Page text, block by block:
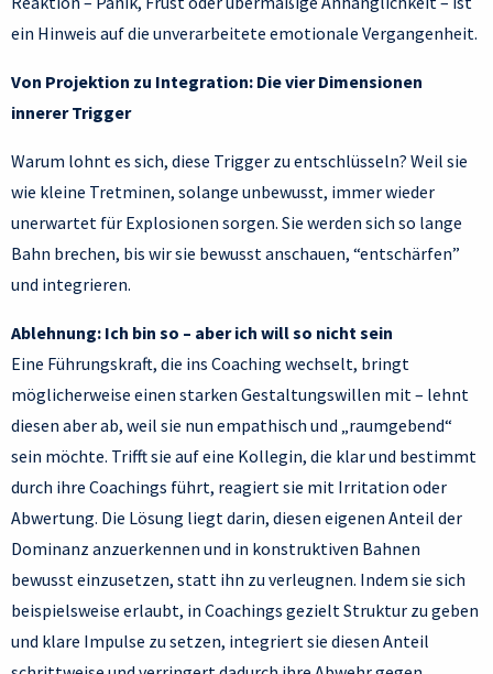
ein Hinweis auf die unverarbeitete emotionale Vergangenheit.
Von Projektion zu Integration: Die vier Dimensionen
innerer Trigger
Warum lohnt es sich, diese Trigger zu entschlüsseln? Weil sie
wie kleine Tretminen, solange unbewusst, immer wieder
unerwartet für Explosionen sorgen. Sie werden sich so lange
Bahn brechen, bis wir sie bewusst anschauen, “entschärfen”
und integrieren.
Ablehnung: Ich bin so – aber ich will so nicht sein
Eine Führungskraft, die ins Coaching wechselt, bringt
möglicherweise einen starken Gestaltungswillen mit – lehnt
diesen aber ab, weil sie nun empathisch und „raumgebend“
sein möchte. Trifft sie auf eine Kollegin, die klar und bestimmt
durch ihre Coachings führt, reagiert sie mit Irritation oder
Abwertung. Die Lösung liegt darin, diesen eigenen Anteil der
Dominanz anzuerkennen und in konstruktiven Bahnen
bewusst einzusetzen, statt ihn zu verleugnen. Indem sie sich
beispielsweise erlaubt, in Coachings gezielt Struktur zu geben
und klare Impulse zu setzen, integriert sie diesen Anteil